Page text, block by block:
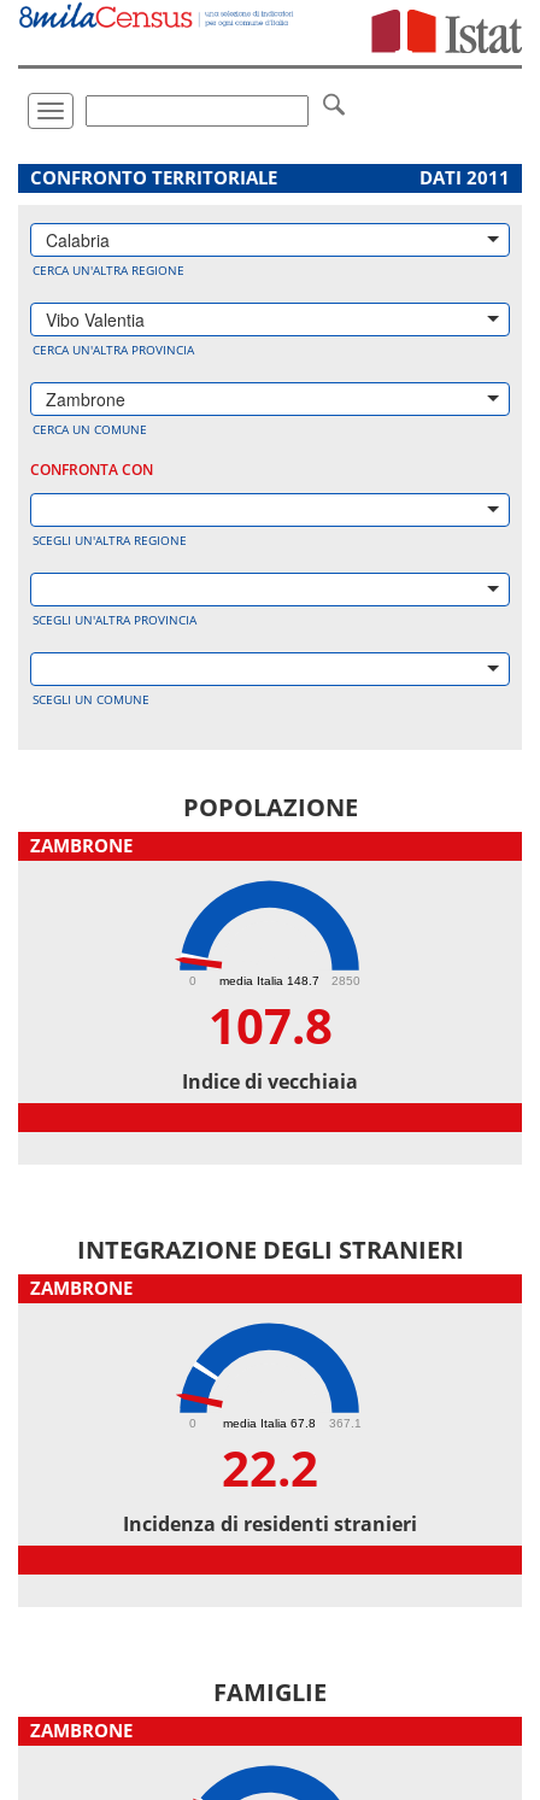
Vai
direttamente
Toggle
navigation
.
CONFRONTO TERRITORIALE DATI 2011
Calabria
CERCA UN'ALTRA REGIONE
Vibo Valentia
CERCA UN'ALTRA PROVINCIA
Zambrone
CERCA UN COMUNE
CONFRONTA CON
SCEGLI UN'ALTRA REGIONE
SCEGLI UN'ALTRA PROVINCIA
SCEGLI UN COMUNE
POPOLAZIONE
ZAMBRONE
media Italia 148.7
0 2850
107.8
Indice di vecchiaia
INTEGRAZIONE DEGLI STRANIERI
ZAMBRONE
media Italia 67.8
0 367.1
22.2
Incidenza di residenti stranieri
FAMIGLIE
ZAMBRONE